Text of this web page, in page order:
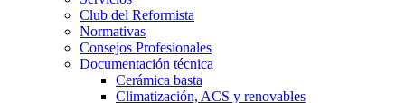
Club del Reformista
Normativas
Consejos Profesionales
Documentación técnica
Cerámica basta
Climatización, ACS y renovables